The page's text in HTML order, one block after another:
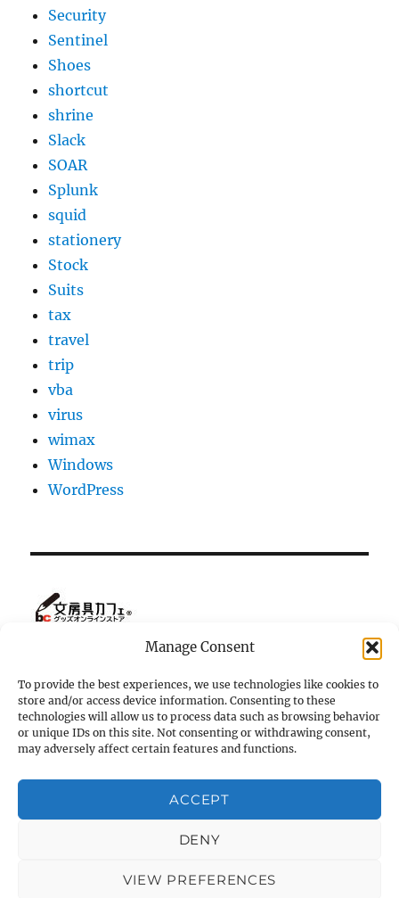
Manage Consent
To provide the best experiences, we use technologies like cookies to
store and/or access device information. Consenting to these
technologies will allow us to process data such as browsing behavior
or unique IDs on this site. Not consenting or withdrawing consent,
may adversely affect certain features and functions.
ACCEPT
DENY
VIEW PREFERENCES
Security
Sentinel
Shoes
shortcut
shrine
Slack
SOAR
Splunk
squid
stationery
Stock
Suits
tax
travel
trip
vba
virus
wimax
Windows
WordPress
ホーム
マツダ・ロードスター NC の小部屋
Terms and Conditions